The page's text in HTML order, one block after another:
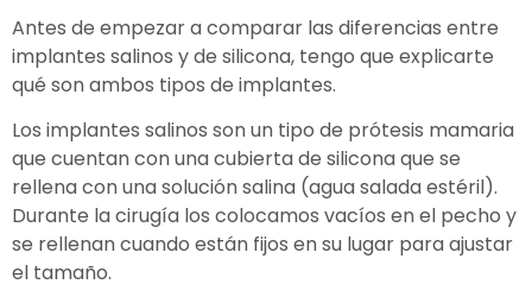
Antes de empezar a comparar las diferencias entre
implantes salinos y de silicona, tengo que explicarte
qué son ambos tipos de implantes.
Los implantes salinos son un tipo de prótesis mamaria
que cuentan con una cubierta de silicona que se
rellena con una solución salina (agua salada estéril).
Durante la cirugía los colocamos vacíos en el pecho y
se rellenan cuando están fijos en su lugar para ajustar
el tamaño.